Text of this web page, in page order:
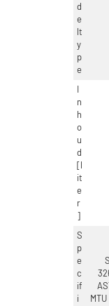
d
e
lt
y
p
e
n
h
o
u
d
it
e
r
S
p
e
c
if
i